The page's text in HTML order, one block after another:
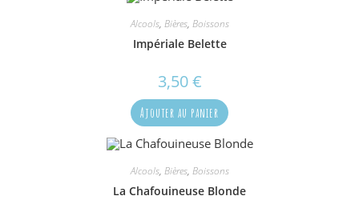
Alcools, Bières, Boissons
Impériale Belette
3,50€
Ajouter au panier
Alcools, Bières, Boissons
La Chafouineuse Blonde